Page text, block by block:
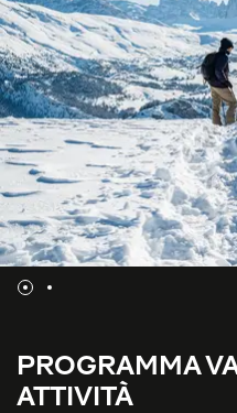
PROGRAMMA
ATTIVITÀ